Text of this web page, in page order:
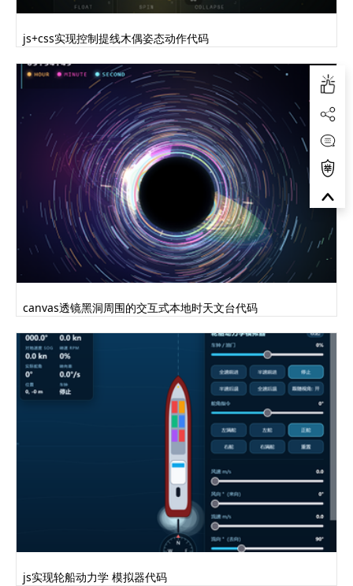
js+css实现控制提线木偶姿态动作代码
canvas透镜黑洞周围的交互式本地时天文台代码
js实现轮船动力学 模拟器代码